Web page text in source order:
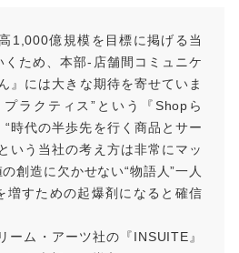
1,000億規模を目標に掲げる当
ため、本部-店舗間コミュニケ
』には大きな期待を寄せていま
ラクティス”という『Shopら
時代の半歩先を行く商品とサー
いう当社の考え方は非常にマッ
創造に欠かせない“物語人”一人
増すための起爆剤になると確信
ーム・アーツ社の『INSUITE』